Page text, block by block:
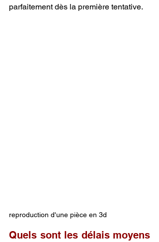
parfaitement dès la première tentative.
reproduction d'une pièce en 3d
Quels sont les délais moyens